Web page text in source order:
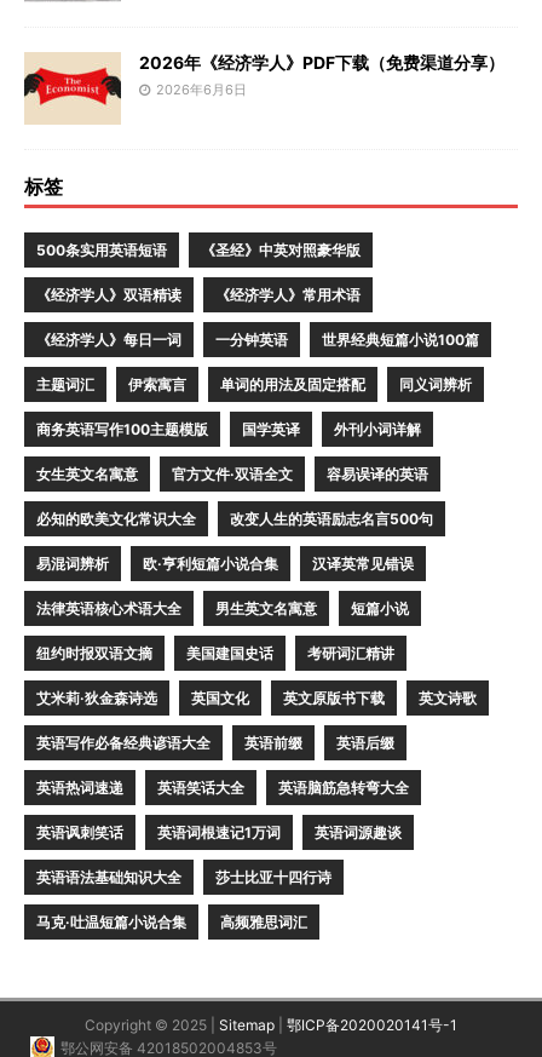
2026年《经济学人》PDF下载（免费渠道分享）
2026年6月6日
标签
500条实用英语短语 《圣经》中英对照豪华版
《经济学人》双语精读 《经济学人》常用术语
《经济学人》每日一词 一分钟英语 世界经典短篇小说100篇
主题词汇 伊索寓言 单词的用法及固定搭配 同义词辨析
商务英语写作100主题模版 国学英译 外刊小词详解
女生英文名寓意 官方文件·双语全文 容易误译的英语
必知的欧美文化常识大全 改变人生的英语励志名言500句
易混词辨析 欧·亨利短篇小说合集 汉译英常见错误
法律英语核心术语大全 男生英文名寓意 短篇小说
纽约时报双语文摘 美国建国史话 考研词汇精讲
艾米莉·狄金森诗选 英国文化 英文原版书下载 英文诗歌
英语写作必备经典谚语大全 英语前缀 英语后缀
英语热词速递 英语笑话大全 英语脑筋急转弯大全
英语讽刺笑话 英语词根速记1万词 英语词源趣谈
英语语法基础知识大全 莎士比亚十四行诗
马克·吐温短篇小说合集 高频雅思词汇
Copyright © 2025 | Sitemap
鄂ICP备2020020141号-1
鄂公网安备 42018502004853号